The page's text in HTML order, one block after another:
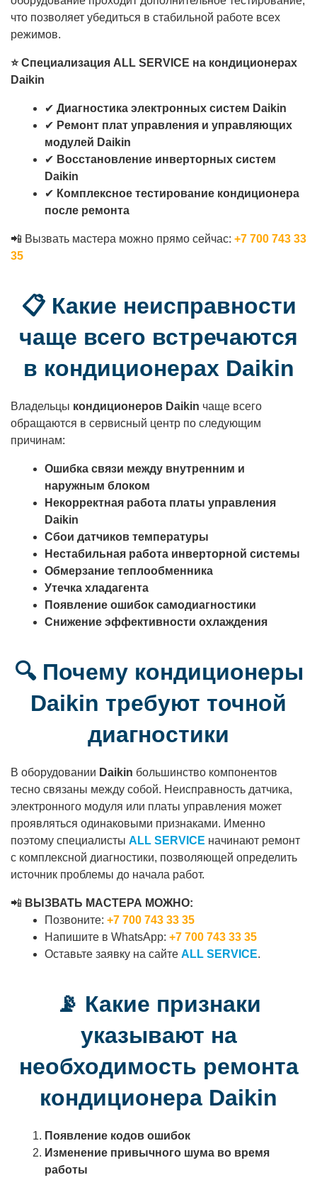
что позволяет убедиться в стабильной работе всех
режимов.
⭐ Специализация ALL SERVICE на кондиционерах
Daikin
✔ Диагностика электронных систем Daikin
✔ Ремонт плат управления и управляющих
модулей Daikin
✔ Восстановление инверторных систем
Daikin
✔ Комплексное тестирование кондиционера
после ремонта
📲 Вызвать мастера можно прямо сейчас: +7 700 743 33
35
📋 Какие неисправности
чаще всего встречаются
в кондиционерах Daikin
Владельцы кондиционеров Daikin чаще всего
обращаются в сервисный центр по следующим
причинам:
Ошибка связи между внутренним и
наружным блоком
Некорректная работа платы управления
Daikin
Сбои датчиков температуры
Нестабильная работа инверторной системы
Обмерзание теплообменника
Утечка хладагента
Появление ошибок самодиагностики
Снижение эффективности охлаждения
🔍 Почему кондиционеры
Daikin требуют точной
диагностики
В оборудовании Daikin большинство компонентов
тесно связаны между собой. Неисправность датчика,
электронного модуля или платы управления может
проявляться одинаковыми признаками. Именно
поэтому специалисты ALL SERVICE начинают ремонт
с комплексной диагностики, позволяющей определить
источник проблемы до начала работ.
📲 ВЫЗВАТЬ МАСТЕРА МОЖНО:
Позвоните: +7 700 743 33 35
Напишите в WhatsApp: +7 700 743 33 35
Оставьте заявку на сайте ALL SERVICE.
📡 Какие признаки
указывают на
необходимость ремонта
кондиционера Daikin
Появление кодов ошибок
Изменение привычного шума во время
работы